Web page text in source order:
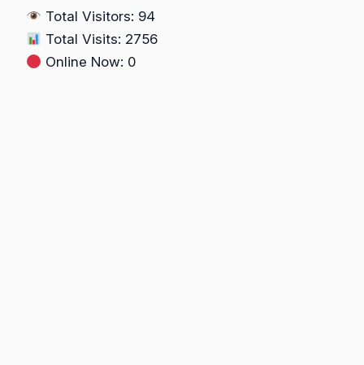
PEMBELI
Total Visitors: 94
Total Visits: 2756
Online Now: 0